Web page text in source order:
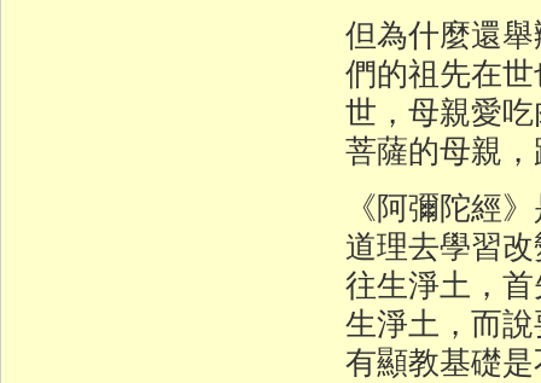
但為什麼還
們的祖先在
世，母親愛
菩薩的母親
《阿彌陀經
道理去學習
往生淨土，
生淨土，而
有顯教基礎